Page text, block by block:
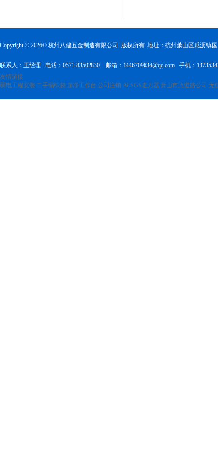
Copyright © 2026© 杭州八建五金制造有限公司 版权所有 地址：杭州萧山区瓜沥镇
联系人：王经理 电话：0571-83502830 邮箱：1446709634@qq.com 手机：
友情链接
弱电工程安装 二手编织袋 超净工作台 公司注销 ALSGS走刀器 萧山市政道路公司 无